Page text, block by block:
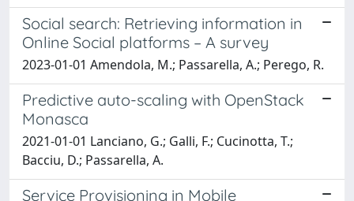
Social search: Retrieving information in
Online Social platforms – A survey
2023-01-01 Amendola, M.; Passarella, A.; Perego, R.
Predictive auto-scaling with OpenStack
Monasca
2021-01-01 Lanciano, G.; Galli, F.; Cucinotta, T.;
Bacciu, D.; Passarella, A.
Service Provisioning in Mobile